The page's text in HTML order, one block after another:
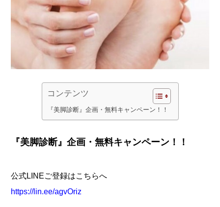
コンテンツ
『美脚診断』企画・無料キャンペーン！！
『美脚診断』企画・無料キャンペーン！！
公式LINEご登録はこちらへ
https://lin.ee/agvOriz